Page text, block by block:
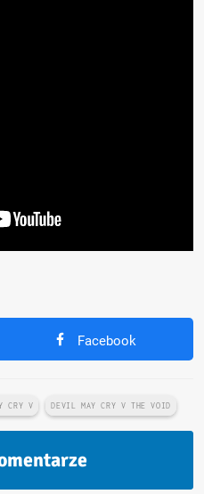
Facebook
CRY V DEVIL MAY CRY V THE VOID